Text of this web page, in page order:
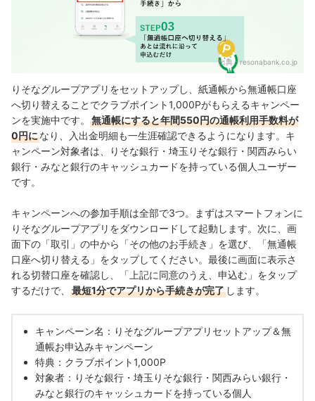
出典：resonabank.co.jp
りそなグループアプリをセットアップし、紙通帳から無通帳口座
へ切り替えることでクラブポイント1,000Pがもらえるキャンペー
ンを実施中です。
無通帳にすると年間550円の通帳利用手数料が
0円になり、入出金明細も一生涯確認できるようになります。キ
ャンペーン対象者は、りそな銀行・埼玉りそな銀行・関西みらい
銀行・みなと銀行のキャッシュカードを持っている個人ユーザー
です。
キャンペーンへの参加手順は全部で3つ。まずはスマートフォンに
りそなグループアプリをダウンロードして起動します。次に、画
面下の「取引」の中から「その他のお手続き」を選び、「無通帳
口座へ切り替える」をタップしてください。最後に画面に表示さ
れる切替口座を確認し、「上記に同意のうえ、申込む」をタップ
するだけで、
最短1分でアプリから手続きが完了 します。
キャンペーン名：りそなグループアプリセットアップ＆無
通帳お申込みキャンペーン
特典：クラブポイント1,000P
対象者：りそな銀行・埼玉りそな銀行・関西みらい銀行・
みなと銀行のキャッシュカードを持っている個人